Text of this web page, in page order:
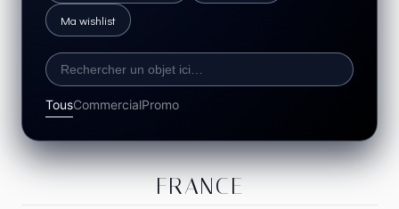
Ma wishlist
TousCommercialPromo
FRANCE